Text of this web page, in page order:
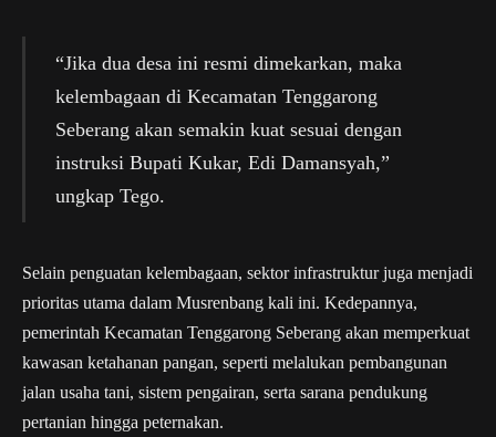
“Jika dua desa ini resmi dimekarkan, maka
kelembagaan di Kecamatan Tenggarong
Seberang akan semakin kuat sesuai dengan
instruksi Bupati Kukar, Edi Damansyah,”
ungkap Tego.
Selain penguatan kelembagaan, sektor infrastruktur juga menjadi
prioritas utama dalam Musrenbang kali ini. Kedepannya,
pemerintah Kecamatan Tenggarong Seberang akan memperkuat
kawasan ketahanan pangan, seperti melalukan pembangunan
jalan usaha tani, sistem pengairan, serta sarana pendukung
pertanian hingga peternakan.